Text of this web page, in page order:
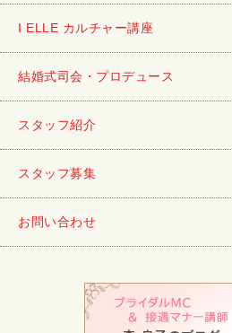
I ELLE カルチャー講座
結婚式司会・プロデュース
スタッフ紹介
スタッフ募集
お問い合わせ